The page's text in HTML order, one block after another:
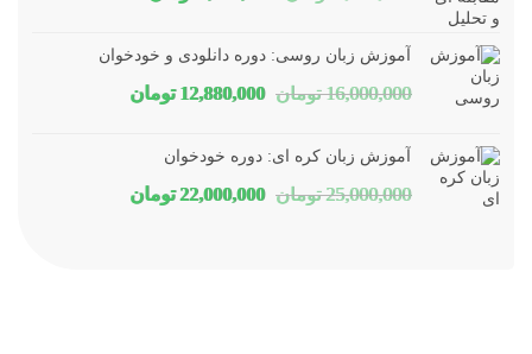
آموزش زبان روسی: دوره دانلودی و خودخوان
16,000,000 تومان قیمت
12,880,000 تومانقیمت
آموزش زبان کره ای: دوره خودخوان
25,000,000 تومان قیمت
22,000,000 تومانقیمت